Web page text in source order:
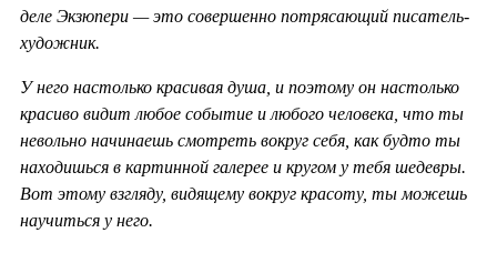
деле Экзюпери — это совершенно потрясающий писатель-
художник.
У него настолько красивая душа, и поэтому он настолько
красиво видит любое событие и любого человека, что ты
невольно начинаешь смотреть вокруг себя, как будто ты
находишься в картинной галерее и кругом у тебя шедевры.
Вот этому взгляду, видящему вокруг красоту, ты можешь
научиться у него.